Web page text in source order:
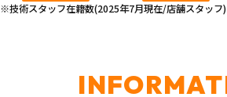
※技術スタッフ在籍数(2025年7月現在/店舗スタッフ)